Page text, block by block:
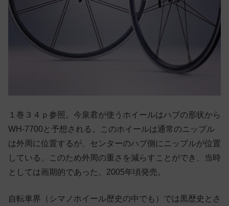
１巻３４ｐ参照。今泉君が使うホイールはハブの形状から
WH-7700と予想される。このホイールは通常のニップル
は外周に位置するが、センターのハブ側にニップルが位置
している。このため外周の重さを減らすことができ、当時
としては画期的であった。2005年頃発売。
自転車界（シマノホイール歴史の中でも）では黒歴史とさ